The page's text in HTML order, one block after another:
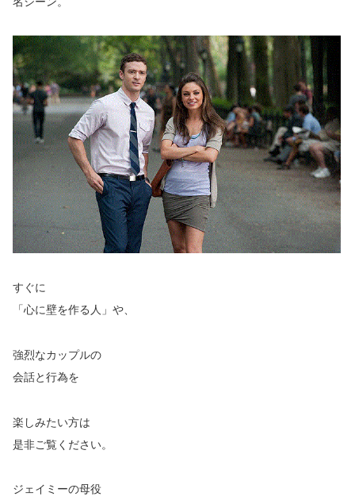
すぐに
「心に壁を作る人」や、
強烈なカップルの
会話と行為を
楽しみたい方は
是非ご覧ください。
ジェイミーの母役